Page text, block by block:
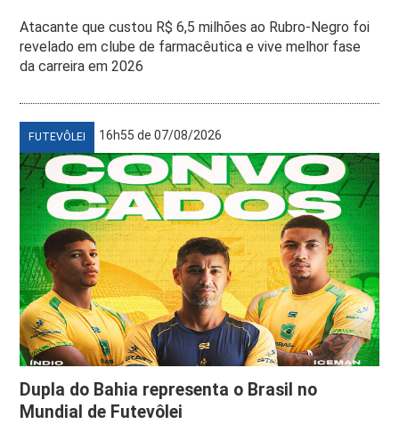
Atacante que custou R$ 6,5 milhões ao Rubro-Negro foi
revelado em clube de farmacêutica e vive melhor fase
da carreira em 2026
FUTEVÔLEI 16h55 de 07/08/2026
Dupla do Bahia representa o Brasil no
Mundial de Futevôlei